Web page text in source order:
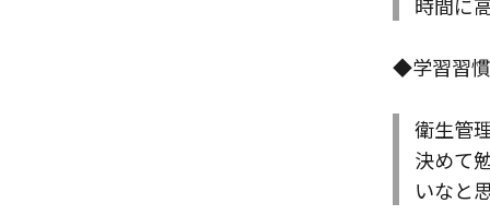
◆学習習
衛生管
決めて
いなと